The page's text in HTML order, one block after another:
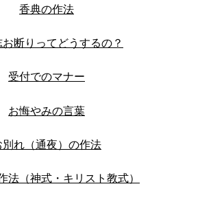
識
シーポリシー
香典の作法
お断りってどうするの？
受付でのマナー
お悔やみの言葉
別れ（通夜）の作法
法（神式・キリスト教式）